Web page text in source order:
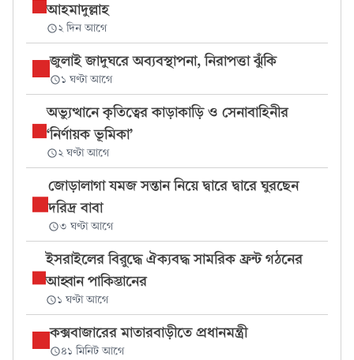
আহমাদুল্লাহ
২ দিন আগে
জুলাই জাদুঘরে অব্যবস্থাপনা, নিরাপত্তা ঝুঁকি
১ ঘণ্টা আগে
অভ্যুত্থানে কৃতিত্বের কাড়াকাড়ি ও সেনাবাহিনীর
‘নির্ণায়ক ভূমিকা’
২ ঘণ্টা আগে
জোড়ালাগা যমজ সন্তান নিয়ে দ্বারে দ্বারে ঘুরছেন
দরিদ্র বাবা
৩ ঘণ্টা আগে
ইসরাইলের বিরুদ্ধে ঐক্যবদ্ধ সামরিক ফ্রন্ট গঠনের
আহ্বান পাকিস্তানের
১ ঘণ্টা আগে
কক্সবাজারের মাতারবাড়ীতে প্রধানমন্ত্রী
৪১ মিনিট আগে